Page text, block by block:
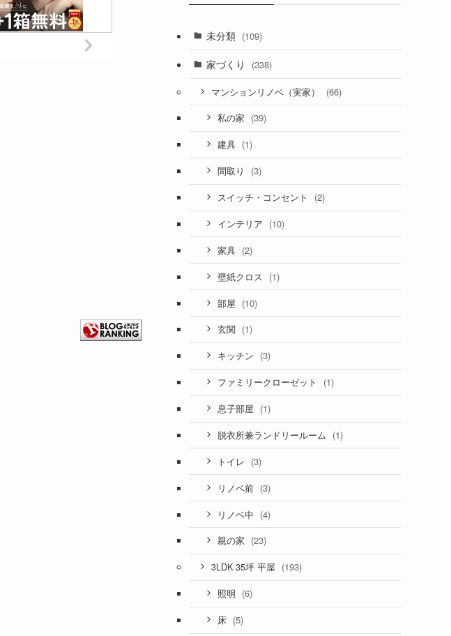
未分類 (109)
家づくり (338)
マンションリノベ（実家） (66)
私の家 (39)
建具 (1)
間取り (3)
スイッチ・コンセント (2)
インテリア (10)
家具 (2)
壁紙クロス (1)
部屋 (10)
玄関 (1)
キッチン (3)
ファミリークローゼット (1)
息子部屋 (1)
脱衣所兼ランドリールーム (1)
トイレ (3)
リノベ前 (3)
リノベ中 (4)
親の家 (23)
3LDK 35坪 平屋 (193)
照明 (6)
床 (5)